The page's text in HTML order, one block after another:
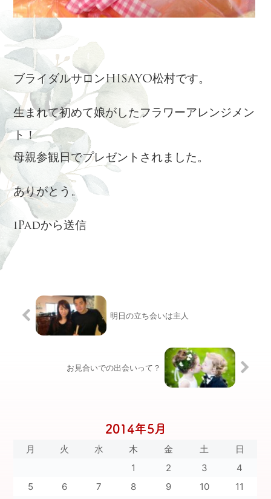
ブライダルサロンHISAYO松村です。
生まれて初めて娘がしたフラワーアレンジメン
ト！
母親参観日でプレゼントされました。
ありがとう。
iPadから送信
明日の立ち会いは主人
お見合いでの出会いって？
2014年5月
月 火 水 木 金 土 日
1 2 3
4
5
6 7 8 9 10
11